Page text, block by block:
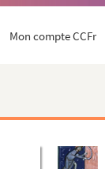
Mon compte CCFr